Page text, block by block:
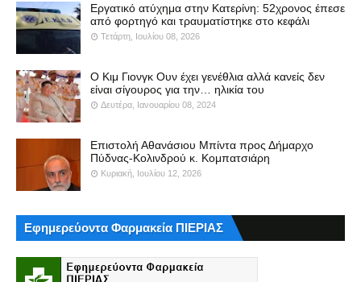
Εργατικό ατύχημα στην Κατερίνη: 52χρονος έπεσε
από φορτηγό και τραυματίστηκε στο κεφάλι
Τετάρτη, Ιουλίου 08, 2026
Ο Κιμ Γιονγκ Ουν έχει γενέθλια αλλά κανείς δεν
είναι σίγουρος για την… ηλικία του
Δευτέρα, Ιανουαρίου 08, 2024
Επιστολή Αθανάσιου Μπίντα προς Δήμαρχο
Πύδνας-Κολινδρού κ. Κομπατσιάρη
Κυριακή, Ιουλίου 12, 2026
Εφημερεύοντα Φαρμακεία ΠΙΕΡΙΑΣ